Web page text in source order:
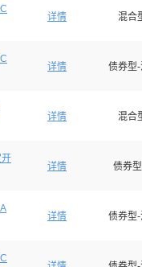
详情 混合
详情 债券型
详情 混合
详情 债券
详情 债券型